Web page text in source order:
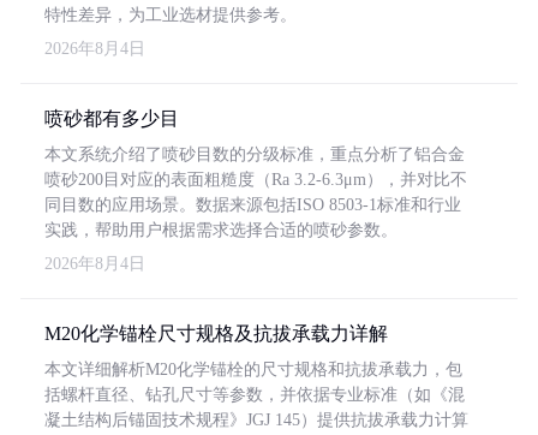
特性差异，为工业选材提供参考。
2026年8月4日
喷砂都有多少目
本文系统介绍了喷砂目数的分级标准，重点分析了铝合金
喷砂200目对应的表面粗糙度（Ra 3.2-6.3μm），并对比不
同目数的应用场景。数据来源包括ISO 8503-1标准和行业
实践，帮助用户根据需求选择合适的喷砂参数。
2026年8月4日
M20化学锚栓尺寸规格及抗拔承载力详解
本文详细解析M20化学锚栓的尺寸规格和抗拔承载力，包
括螺杆直径、钻孔尺寸等参数，并依据专业标准（如《混
凝土结构后锚固技术规程》JGJ 145）提供抗拔承载力计算